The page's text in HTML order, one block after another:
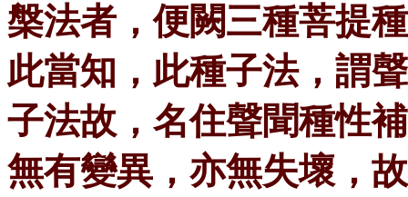
槃法者，便闕三種菩提
此當知，此種子法，謂
子法故，名住聲聞種性
無有變異，亦無失壞，